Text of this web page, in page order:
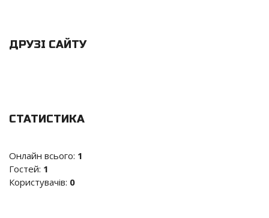
ДРУЗІ САЙТУ
СТАТИСТИКА
Онлайн всього: 1
Гостей: 1
Користувачів: 0